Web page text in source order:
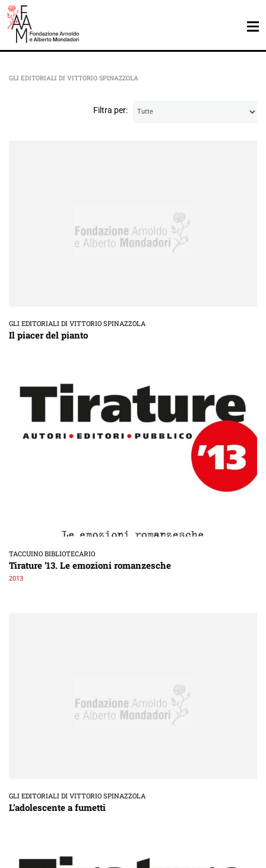
GLI EDITORIALI DI VITTORIO SPINAZZOLA
Filtra per:
GLI EDITORIALI DI VITTORIO SPINAZZOLA
Il piacer del pianto
TACCUINO BIBLIOTECARIO
Tirature ’13. Le emozioni romanzesche
2013
GLI EDITORIALI DI VITTORIO SPINAZZOLA
L’adolescente a fumetti